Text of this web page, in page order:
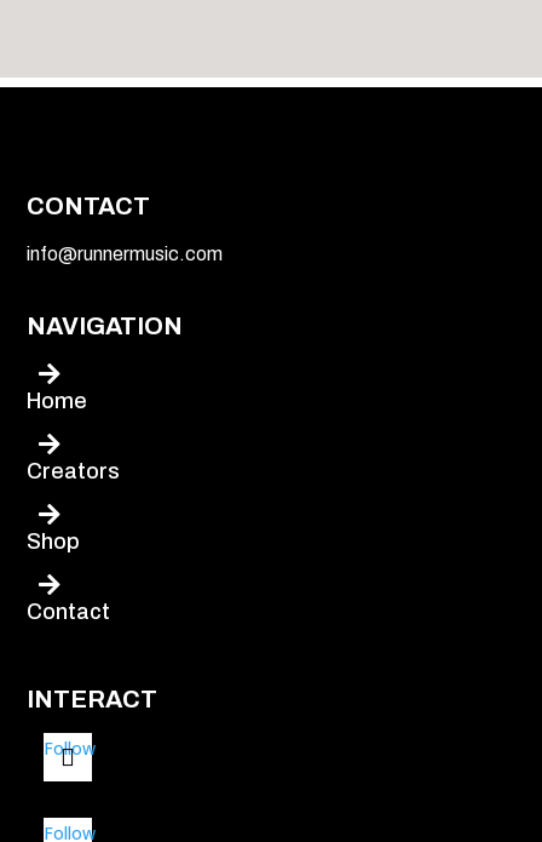
CONTACT
info@runnermusic.com
NAVIGATION

Home

Creators

Shop

Contact
INTERACT
Follow
Follow